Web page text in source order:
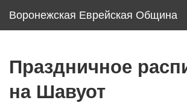
Воронежская Еврейская Община
Праздничное
на Шавуот